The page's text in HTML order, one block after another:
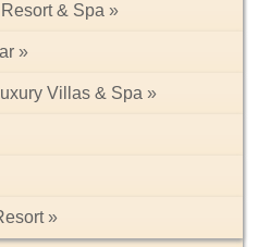
& Spa
Villas & Spa